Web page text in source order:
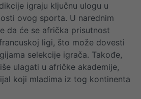
igraju ključnu ulogu u
ovog sporta. U narednim
da će se afrička prisutnost
ligi, što može dovesti
selekcije igrača. Takođe,
ulagati u afričke akademije,
koji mladima iz tog kontinenta